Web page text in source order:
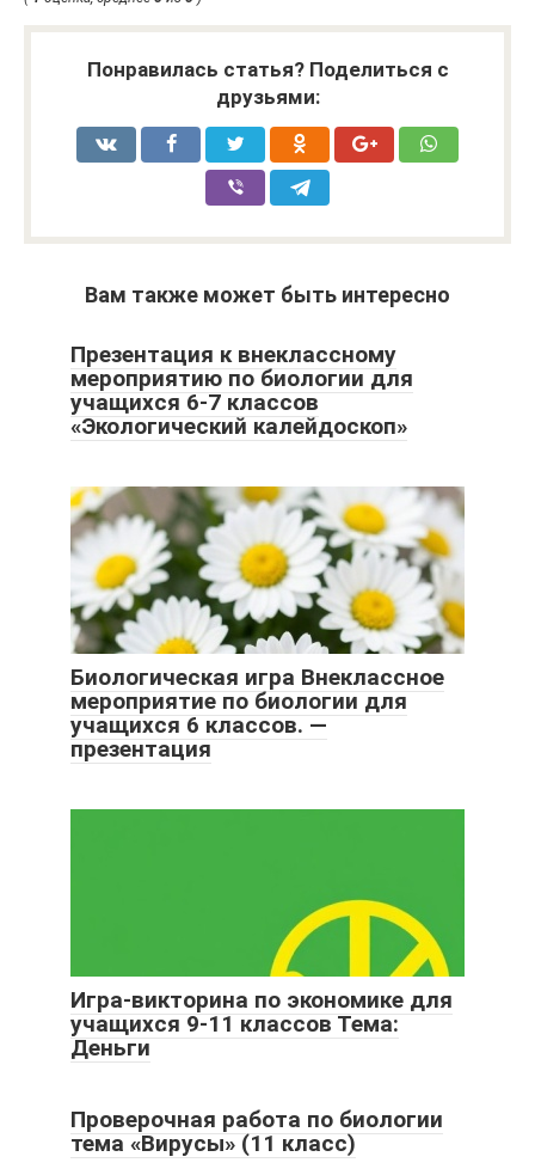
Понравилась статья? Поделиться с
друзьями:
Вам также может быть интересно
Презентация к внеклассному
мероприятию по биологии для
учащихся 6-7 классов
«Экологический калейдоскоп»
Биологическая игра Внеклассное
мероприятие по биологии для
учащихся 6 классов. —
презентация
Игра-викторина по экономике для
учащихся 9-11 классов Тема:
Деньги
Проверочная работа по биологии
тема «Вирусы» (11 класс)